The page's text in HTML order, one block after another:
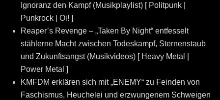
Ignoranz den Kampf (Musikplaylist) [ Politpunk |
Punkrock | Oi! ]
Reaper’s Revenge – „Taken By Night“ entfesselt
stählerne Macht zwischen Todeskampf, Sternenstaub
und Zukunftsangst (Musikvideos) [ Heavy Metal |
Power Metal ]
KMFDM erklären sich mit „ENEMY“ zu Feinden von
Faschismus, Heuchelei und erzwungenem Schweigen